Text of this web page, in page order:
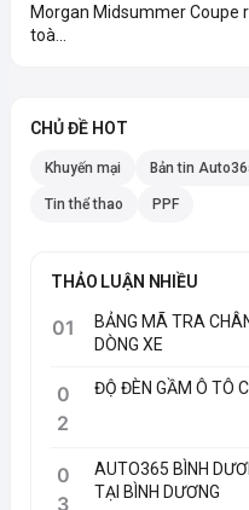
Morgan Midsummer Coupe
toà...
CHỦ ĐỀ HOT
Khuyến mại Bản tin
Tin thể thao PPF
THẢO LUẬN NHIỀU
01
BẢNG MÃ TRA
DÒNG XE
0
2
ĐỘ ĐÈN GẦM Ô TÔ
0
3
AUTO365 BÌNH
TẠI BÌNH DƯƠNG